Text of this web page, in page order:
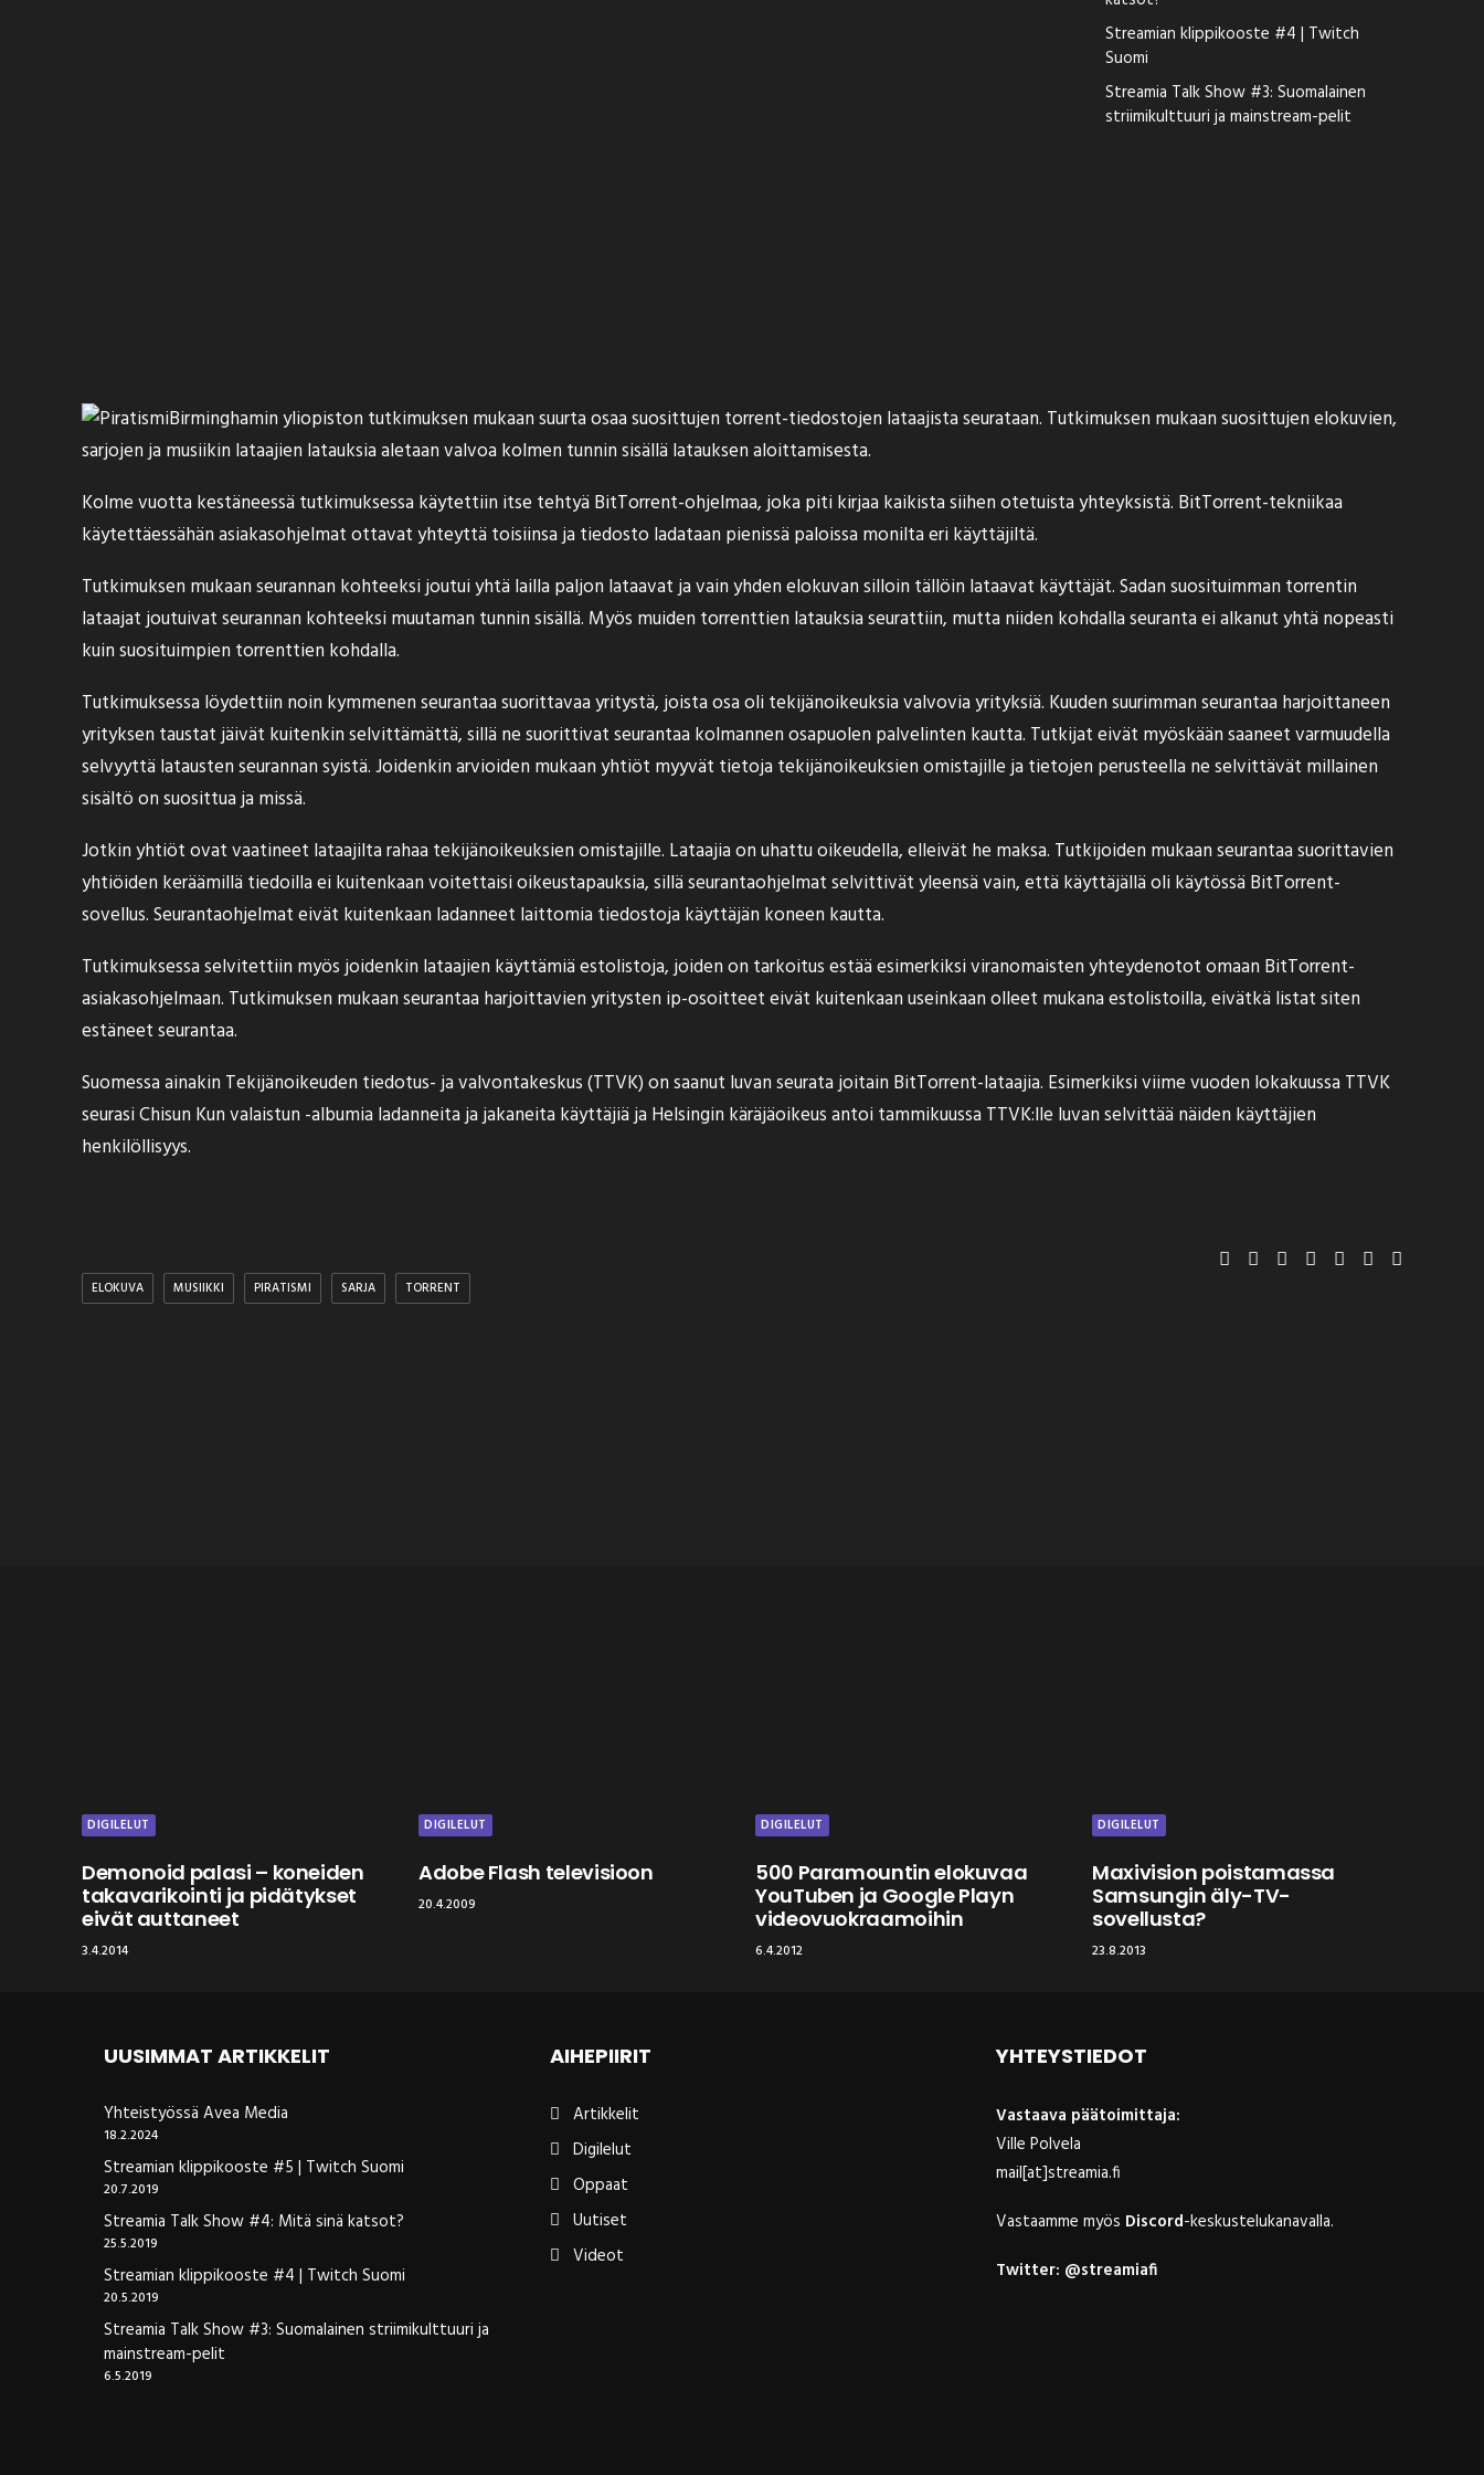
Streamian klippikooste #4 | Twitch
Suomi
Streamia Talk Show #3: Suomalainen
striimikulttuuri ja mainstream-pelit
Birminghamin yliopiston tutkimuksen mukaansuurta osaa suosittujen torrent-tiedostojen lataajista seurataan. Tutkimuksen mukaan suosittujen elokuvien,
sarjojen ja musiikin lataajien latauksia aletaan valvoa kolmen tunnin sisällä latauksen aloittamisesta.
Kolme vuotta kestäneessä tutkimuksessa käytettiin itse tehtyä BitTorrent-ohjelmaa, joka piti kirjaa kaikista siihen otetuista yhteyksistä. BitTorrent-tekniikaa
käytettäessähän asiakasohjelmat ottavat yhteyttä toisiinsa ja tiedosto ladataan pienissä paloissa monilta eri käyttäjiltä.
Tutkimuksen mukaan seurannan kohteeksi joutui yhtä lailla paljon lataavat ja vain yhden elokuvan silloin tällöin lataavat käyttäjät. Sadan suosituimman torrentin
lataajat joutuivat seurannan kohteeksi muutaman tunnin sisällä. Myös muiden torrenttien latauksia seurattiin, mutta niiden kohdalla seuranta ei alkanut yhtä nopeasti
kuin suosituimpien torrenttien kohdalla.
Tutkimuksessa löydettiin noin kymmenen seurantaa suorittavaa yritystä, joista osa oli tekijänoikeuksia valvovia yrityksiä. Kuuden suurimman seurantaa harjoittaneen
yrityksen taustat jäivät kuitenkin selvittämättä, sillä ne suorittivat seurantaa kolmannen osapuolen palvelinten kautta. Tutkijat eivät myöskään saaneet varmuudella
selvyyttä latausten seurannan syistä. Joidenkin arvioiden mukaan yhtiöt myyvät tietoja tekijänoikeuksien omistajille ja tietojen perusteella ne selvittävät millainen
sisältö on suosittua ja missä.
Jotkin yhtiöt ovat vaatineet lataajilta rahaa tekijänoikeuksien omistajille. Lataajia on uhattu oikeudella, elleivät he maksa. Tutkijoiden mukaan seurantaa suorittavien
yhtiöiden keräämillä tiedoilla ei kuitenkaan voitettaisi oikeustapauksia, sillä seurantaohjelmat selvittivät yleensä vain, että käyttäjällä oli käytössä BitTorrent-
sovellus. Seurantaohjelmat eivät kuitenkaan ladanneet laittomia tiedostoja käyttäjän koneen kautta.
Tutkimuksessa selvitettiin myös joidenkin lataajien käyttämiä estolistoja, joiden on tarkoitus estää esimerkiksi viranomaisten yhteydenotot omaan BitTorrent-
asiakasohjelmaan. Tutkimuksen mukaan seurantaa harjoittavien yritysten ip-osoitteet eivät kuitenkaan useinkaan olleet mukana estolistoilla, eivätkä listat siten
estäneet seurantaa.
Suomessa ainakin Tekijänoikeuden tiedotus- ja valvontakeskus (TTVK) on saanut luvan seurata joitain BitTorrent-lataajia. Esimerkiksi viime vuoden lokakuussa TTVK
seurasi Chisun Kun valaistun -albumia ladanneita ja jakaneita käyttäjiä ja Helsingin käräjäoikeus antoi tammikuussa TTVK:lle luvan selvittää näiden käyttäjien
henkilöllisyys.
ELOKUVA MUSIIKKI PIRATISMI SARJA TORRENT
DIGILELUT
Demonoid palasi – koneiden
takavarikointi ja pidätykset
eivät auttaneet
3.4.2014
DIGILELUT
Adobe Flash televisioon
20.4.2009
DIGILELUT
500 Paramountin elokuvaa
YouTuben ja Google Playn
videovuokraamoihin
6.4.2012
DIGILELUT
Maxivision poistamassa
Samsungin äly-TV-
sovellusta?
23.8.2013
UUSIMMAT ARTIKKELIT
Yhteistyössä Avea Media
18.2.2024
Streamian klippikooste #5 | Twitch Suomi
20.7.2019
Streamia Talk Show #4: Mitä sinä katsot?
25.5.2019
Streamian klippikooste #4 | Twitch Suomi
20.5.2019
Streamia Talk Show #3: Suomalainen striimikulttuuri ja
mainstream-pelit
6.5.2019
AIHEPIIRIT
Artikkelit
Digilelut
Oppaat
Uutiset
Videot
YHTEYSTIEDOT
Vastaava päätoimittaja:
Ville Polvela
mail[at]streamia.fi
Vastaamme myös Discord-keskustelukanavalla.
Twitter: @streamiafi